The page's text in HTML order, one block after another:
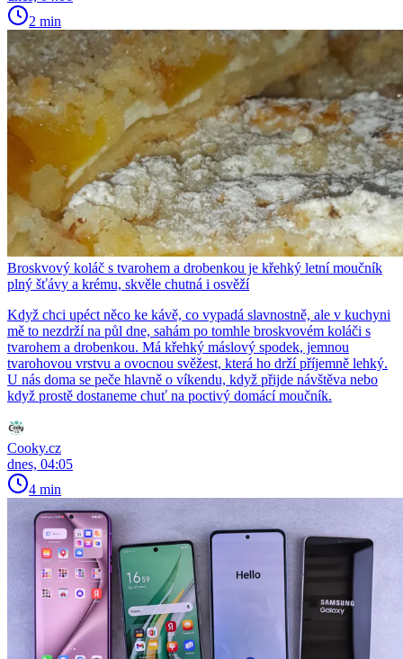
2 min
Broskvový koláč s tvarohem a drobenkou je křehký letní moučník
plný šťávy a krému, skvěle chutná i osvěží
Když chci upéct něco ke kávě, co vypadá slavnostně, ale v kuchyni
mě to nezdrží na půl dne, sahám po tomhle broskvovém koláči s
tvarohem a drobenkou. Má křehký máslový spodek, jemnou
tvarohovou vrstvu a ovocnou svěžest, která ho drží příjemně lehký.
U nás doma se peče hlavně o víkendu, když přijde návštěva nebo
když prostě dostaneme chuť na poctivý domácí moučník.
Cooky.cz
dnes, 04:05
4 min